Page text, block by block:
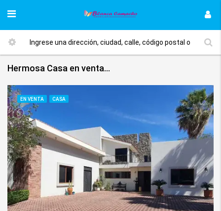
Hermosa Casa en venta en San Anselmo La Primavera
EN VENTA CASA